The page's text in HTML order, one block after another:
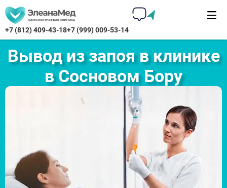
+7 (812) 409-43-18+7 (999) 009-53-14
Вывод из запоя в клинике
в Сосновом Бору